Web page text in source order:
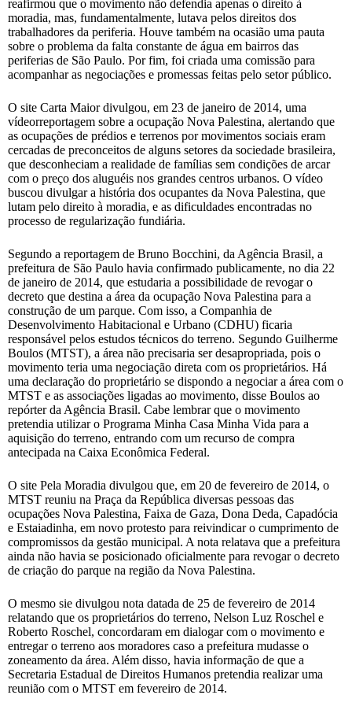
reafirmou que o movimento não defendia apenas o direito à
moradia, mas, fundamentalmente, lutava pelos direitos dos
trabalhadores da periferia. Houve também na ocasião uma pauta
sobre o problema da falta constante de água em bairros das
periferias de São Paulo. Por fim, foi criada uma comissão para
acompanhar as negociações e promessas feitas pelo setor público.
O site Carta Maior divulgou, em 23 de janeiro de 2014, uma
vídeorreportagem sobre a ocupação Nova Palestina, alertando que
as ocupações de prédios e terrenos por movimentos sociais eram
cercadas de preconceitos de alguns setores da sociedade brasileira,
que desconheciam a realidade de famílias sem condições de arcar
com o preço dos aluguéis nos grandes centros urbanos. O vídeo
buscou divulgar a história dos ocupantes da Nova Palestina, que
lutam pelo direito à moradia, e as dificuldades encontradas no
processo de regularização fundiária.
Segundo a reportagem de Bruno Bocchini, da Agência Brasil, a
prefeitura de São Paulo havia confirmado publicamente, no dia 22
de janeiro de 2014, que estudaria a possibilidade de revogar o
decreto que destina a área da ocupação Nova Palestina para a
construção de um parque. Com isso, a Companhia de
Desenvolvimento Habitacional e Urbano (CDHU) ficaria
responsável pelos estudos técnicos do terreno. Segundo Guilherme
Boulos (MTST), a área não precisaria ser desapropriada, pois o
movimento teria uma negociação direta com os proprietários. Há
uma declaração do proprietário se dispondo a negociar a área com o
MTST e as associações ligadas ao movimento, disse Boulos ao
repórter da Agência Brasil. Cabe lembrar que o movimento
pretendia utilizar o Programa Minha Casa Minha Vida para a
aquisição do terreno, entrando com um recurso de compra
antecipada na Caixa Econômica Federal.
O site Pela Moradia divulgou que, em 20 de fevereiro de 2014, o
MTST reuniu na Praça da República diversas pessoas das
ocupações Nova Palestina, Faixa de Gaza, Dona Deda, Capadócia
e Estaiadinha, em novo protesto para reivindicar o cumprimento de
compromissos da gestão municipal. A nota relatava que a prefeitura
ainda não havia se posicionado oficialmente para revogar o decreto
de criação do parque na região da Nova Palestina.
O mesmo sie divulgou nota datada de 25 de fevereiro de 2014
relatando que os proprietários do terreno, Nelson Luz Roschel e
Roberto Roschel, concordaram em dialogar com o movimento e
entregar o terreno aos moradores caso a prefeitura mudasse o
zoneamento da área. Além disso, havia informação de que a
Secretaria Estadual de Direitos Humanos pretendia realizar uma
reunião com o MTST em fevereiro de 2014.